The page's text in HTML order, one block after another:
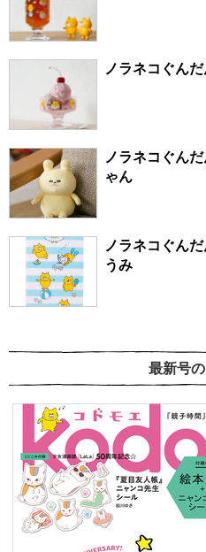
ノラネコぐん
ゃん
ノラネコぐん
うみ
最新号